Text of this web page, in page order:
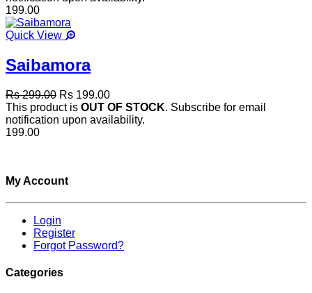
199.00
Quick View
Saibamora
Rs 299.00 Rs 199.00
This product is OUT OF STOCK. Subscribe for email
notification upon availability.
199.00
My Account
Login
Register
Forgot Password?
Categories